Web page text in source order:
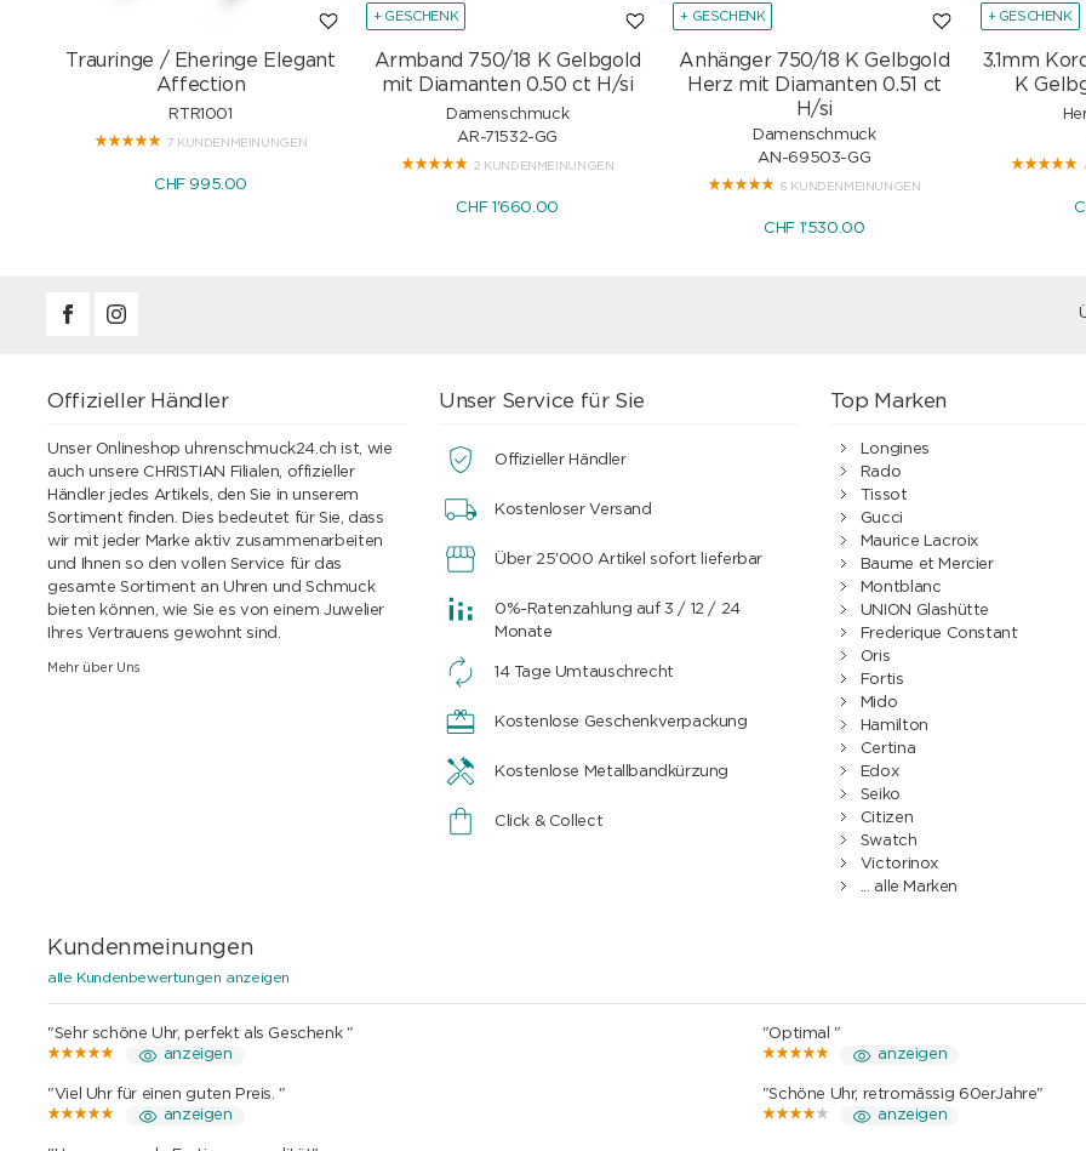
Trauringe / Eheringe Elegant
Affection
RTR1001
7 KUNDENMEINUNGEN
CHF 995.00
+ GESCHENK
Armband 750/18 K Gelbgold
mit Diamanten 0.50 ct H/si
Damenschmuck
AR-71532-GG
2 KUNDENMEINUNGEN
CHF 1'660.00
+ GESCHENK
Anhänger 750/18 K Gelbgold
Herz mit Diamanten 0.51 ct
H/si
Damenschmuck
AN-69503-GG
6 KUNDENMEINUNGEN
CHF 1'530.00
+ GESCHENK
3.1mm
K
Offizieller Händler
Unser Onlineshop uhrenschmuck24.ch ist, wie
auch unsere CHRISTIAN Filialen, offizieller
Händler jedes Artikels, den Sie in unserem
Sortiment finden. Dies bedeutet für Sie, dass
wir mit jeder Marke aktiv zusammenarbeiten
und Ihnen so den vollen Service für das
gesamte Sortiment an Uhren und Schmuck
bieten können, wie Sie es von einem Juwelier
Ihres Vertrauens gewohnt sind.
Mehr über Uns
Unser Service für Sie
Offizieller Händler
Kostenloser Versand
Über 25'000 Artikel sofort lieferbar
0%-Ratenzahlung auf 3 / 12 / 24
Monate
14 Tage Umtauschrecht
Kostenlose Geschenkverpackung
Kostenlose Metallbandkürzung
Click & Collect
Top Marken
Longines
Rado
Tissot
Gucci
Maurice Lacroix
Baume et Mercier
Montblanc
UNION Glashütte
Frederique Constant
Oris
Fortis
Mido
Hamilton
Certina
Edox
Seiko
Citizen
Swatch
Victorinox
... alle Marken
Kundenmeinungen
alle Kundenbewertungen anzeigen
"Sehr schöne Uhr, perfekt als Geschenk "
anzeigen
"Optimal "
anzeigen
"Viel Uhr für einen guten Preis. "
anzeigen
"Schöne Uhr, retromässig 60erJahre"
anzeigen